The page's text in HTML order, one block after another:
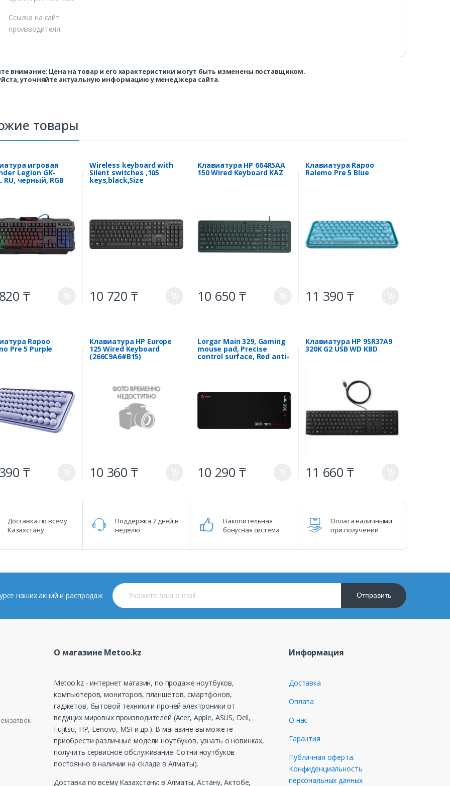
Ссылка на сайт
производителя
внимание: Цена на товар и его характеристики могут быть изменены поставщиком.
уточняйте актуальную информацию у менеджера сайта.
товары
игровая
Legion GK-
RU, черный, RGB
Anti-Ghost
₸
Wireless keyboard with
Silent switches ,105
keys,black,Size
442*142*17.5mm,460g,RU
10 720 ₸
Клавиатура HP 664R5AA
150 Wired Keyboard KAZ
10 650 ₸
Клавиатура Rapoo
Ralemo Pre 5 Blue
11 390 ₸
Rapoo
Pre 5 Purple
₸
Клавиатура HP Europe
125 Wired Keyboard
(266C9A6#B15)
10 360 ₸
Lorgar Main 329, Gaming
mouse pad, Precise
control surface, Red anti-
10 290 ₸
Клавиатура HP 9SR37A9
320K G2 USB WD KBD
11 660 ₸
Доставка по всему
Казахстану
Поддержка 7 дней в
неделю
Накопительная
бонусная система
Оплата наличными
при получении
наших акций и распродаж Отправить
заявок
О магазине Metoo.kz
Metoo.kz - интернет магазин, по продаже ноутбуков,
компьютеров, мониторов, планшетов, смартфонов,
гаджетов, бытовой техники и прочей электроники от
ведущих мировых производителей (Acer, Apple, ASUS, Dell,
Fujitsu, HP, Lenovo, MSI и др.). В магазине вы можете
приобрести различные модели ноутбуков, узнать о новинках,
получить сервисное обслуживание. Сотни ноутбуков
постоянно в наличии на складе в Алматы).
Доставка по всему Казахстану: в Алматы, Астану, Актобе,
Информация
Доставка
Оплата
О нас
Гарантия
Публичная оферта.
Конфиденциальность
персональных данных